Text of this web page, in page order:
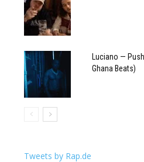
Luciano —
Ghana Beats)
Tweets by Rap.de